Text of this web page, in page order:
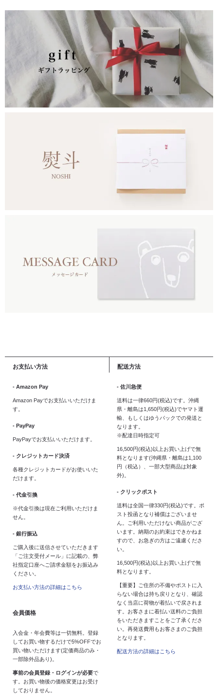
お支払い方法
- Amazon Pay
Amazon Payでお支払いいただけま
す。
- PayPay
PayPayでお支払いいただけます。
- クレジットカード決済
各種クレジットカードがお使いいた
だけます。
- 代金引換
※代金引換は現在ご利用いただけま
せん。
- 銀行振込
ご購入後に送信させていただきます
「ご注文受付メール」に記載の、弊
社指定口座へご請求金額をお振込み
ください。
お支払い方法の詳細はこちら
会員価格
入会金・年会費等は一切無料。登録
してお買い物するだけで5%OFFでお
買い物いただけます(定価商品のみ・
一部除外品あり)。
事前の会員登録・ログインが必要で
す。お買い物後の価格変更はお受け
しておりません。
配送方法
- 佐川急便
送料は一律660円(税込)です。沖縄
県・離島は1,650円(税込)でヤマト運
輸、もしくはゆうパックでの発送と
なります。
※配達日時指定可
16,500円(税込)以上お買い上げで無
料となります(沖縄県・離島は1,100
円（税込）、一部大型商品は対象
外)。
- クリックポスト
送料は全国一律330円(税込)です。ポ
スト投函となり補償はございませ
ん。ご利用いただけない商品がござ
います。納期のお約束はできかねま
すので、お急ぎの方はご遠慮くださ
い。
16,500円(税込)以上お買い上げで無
料となります。
【重要】ご住所の不備やポストに入
らない場合は持ち戻りとなり、確認
なく当店に荷物が着払いで戻されま
す。お客さまに着払い送料のご負担
をいただきますことをご了承くださ
い。再発送費用もお客さまのご負担
となります。
配送方法の詳細はこちら